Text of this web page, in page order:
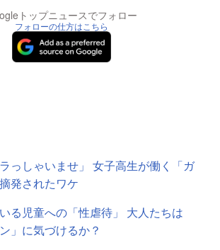
トップニュースでフォロー
フォローの仕方はこちら
っしゃいませ」 女子高生が働く「ガ
発されたワケ
る児童への「性虐待」 大人たちは
」に気づけるか？